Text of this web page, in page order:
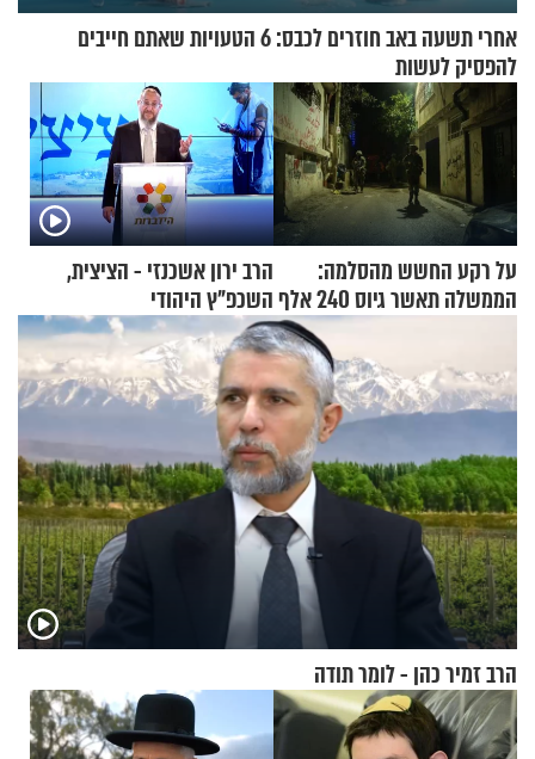
אחרי תשעה באב חוזרים לכבס: 6 הטעויות שאתם חייבים
להפסיק לעשות
על רקע החשש מהסלמה:
הממשלה תאשר גיוס 240 אלף
הרב ירון אשכנזי - הציצית,
השכפ"ץ היהודי
הרב זמיר כהן - לומר תודה